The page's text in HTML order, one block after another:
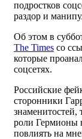
подростков
раздор и
Об этом в
The Times со
которые
соцсетях.
Российские
сторонники
знаменитостей,
роли Гермионы
повлиять на